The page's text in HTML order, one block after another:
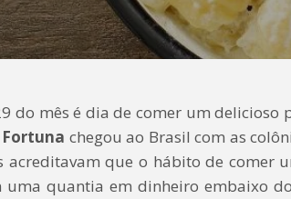
do mês é dia de comer um delicioso
chegou ao Brasil com as
acreditavam que o hábito de comer
uma quantia em dinheiro embaixo